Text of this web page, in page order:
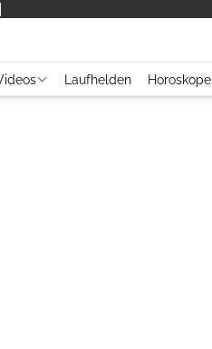
Laufhelden Horoskope